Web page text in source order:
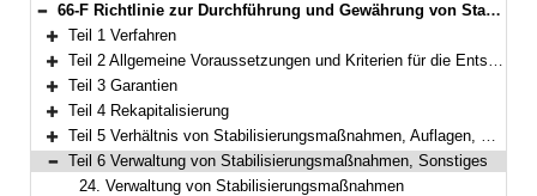
Bereich reduzieren
66-F Richtlinie zur Durchführung und Gewährung von Stabilisierungsmaßnahmen nach dem BayernFonds- und Finanzagentur-Gesetz (BayernFonds-Durchführungsrichtlinie – BFDuR) Gemeinsame Bekanntmachung des Bayerischen Staatsministeriums der Finanzen und für Heimat und des Bayerischen Staatsministeriums für Wirtschaft, Landesentwicklung und Energie vom 24. August 2020, Az. 42/45-VV 9220-2/4/12 (BayMBl. Nr. 491 )
Bereich erweitern
Teil 1 Verfahren
Bereich erweitern
Teil 2 Allgemeine Voraussetzungen und Kriterien für die Entscheidung über eine Stabilisierungsmaßnahme
Bereich erweitern
Teil 3 Garantien
Bereich erweitern
Teil 4 Rekapitalisierung
Bereich erweitern
Teil 5 Verhältnis von Stabilisierungsmaßnahmen, Auflagen, Stabilisierungsvertrag
Bereich reduzieren
Teil 6 Verwaltung von Stabilisierungsmaßnahmen, Sonstiges
24. Verwaltung von Stabilisierungsmaßnahmen